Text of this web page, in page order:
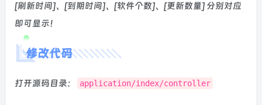
[刷新时间]、[到期时间]、[软件个数]、[更新数量] 分别对应
即可显示！
修改代码
打开源码目录： application/index/controller